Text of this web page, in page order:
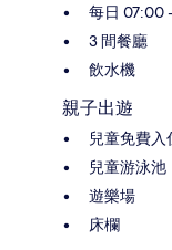
每日 07:00
3 間餐廳
飲水機
親子出遊
兒童免費入
兒童游泳池
遊樂場
床欄